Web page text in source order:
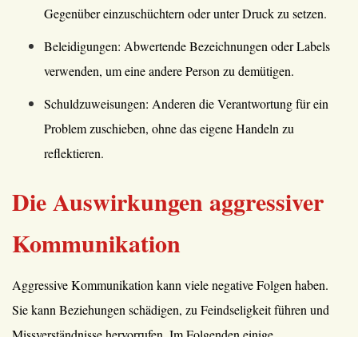
Gegenüber einzuschüchtern oder unter Druck zu setzen.
Beleidigungen: Abwertende Bezeichnungen oder Labels
verwenden, um eine andere Person zu demütigen.
Schuldzuweisungen: Anderen die Verantwortung für ein
Problem zuschieben, ohne das eigene Handeln zu
reflektieren.
Die Auswirkungen aggressiver
Kommunikation
Aggressive Kommunikation kann viele negative Folgen haben.
Sie kann Beziehungen schädigen, zu Feindseligkeit führen und